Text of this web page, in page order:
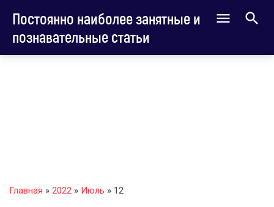
Постоянно наиболее занятные и
познавательные статьи
Главная » 2022 » Июль » 12